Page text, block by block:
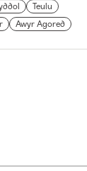
Teulu
Awyr Agored